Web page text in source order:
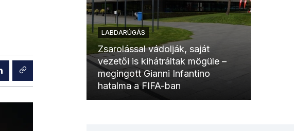
LABDARÚGÁS
Zsarolással vádolják, saját
vezetői is kihátráltak mögüle –
megingott Gianni Infantino
hatalma a FIFA-ban